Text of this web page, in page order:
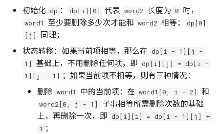
初始化 dp ： dp[i][0] 代表 word2 长度为 0 时，
word1 至少要删除多少次才能和 word2 相等；
dp[0]
[j]
同理；
状态转移：如果当前项相等，那么在 dp[i - 1][j -
1]
基础上，不用删除任何项，即 dp[i][j] = dp[i -
1][j - 1] ；如果当前项不相等，则有三种情况：
删除 word1 中的当前项：在 word1[0, i - 2] 和
word2[0, j - 1]
子串相等所需删除次数的基础
上，再删除一次，即 dp[i][i] = dp[i - 1][j] +
1 ；